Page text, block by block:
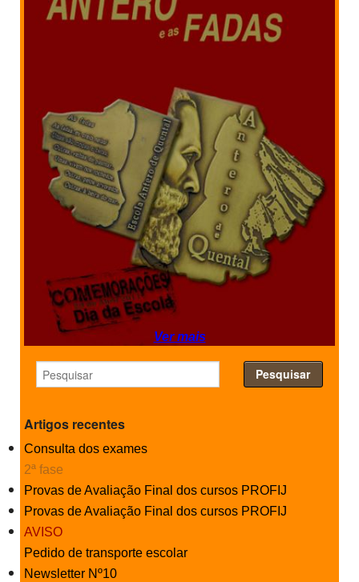
Ver mais
Artigos recentes
Consulta dos exames
2ª fase
Provas de Avaliação Final dos cursos PROFIJ
Provas de Avaliação Final dos cursos PROFIJ
AVISO
Pedido de transporte escolar
Newsletter Nº10